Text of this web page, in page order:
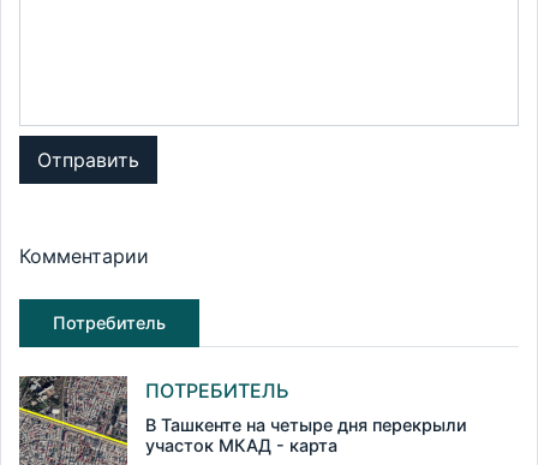
Отправить
Комментарии
Потребитель
ПОТРЕБИТЕЛЬ
В Ташкенте на четыре дня перекрыли
участок МКАД - карта